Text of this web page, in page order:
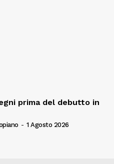
prima del debutto in
- 1 Agosto 2026